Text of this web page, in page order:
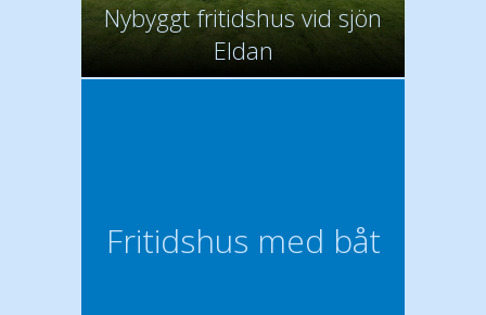
Nybyggt fritidshus vid sjön
Eldan
Fritidshus med båt